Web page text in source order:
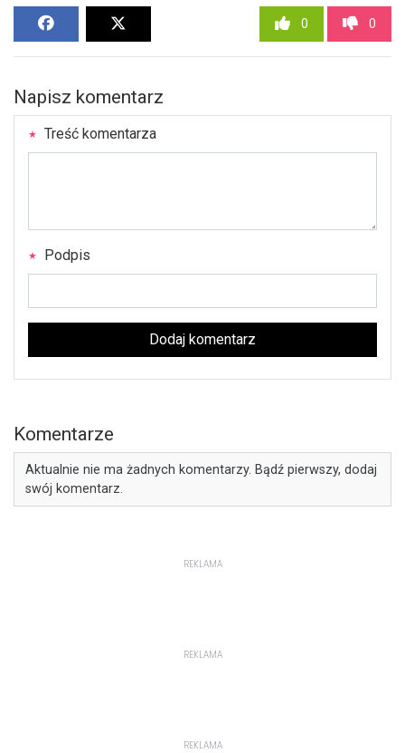
0 0
Napisz komentarz
Treść komentarza
Podpis
Dodaj komentarz
Komentarze
Aktualnie nie ma żadnych komentarzy. Bądź pierwszy, dodaj
swój komentarz.
REKLAMA
REKLAMA
REKLAMA